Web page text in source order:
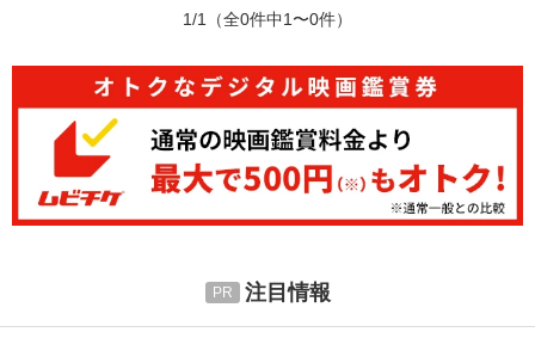
1/1 （全0件中1〜0件）
注目情報